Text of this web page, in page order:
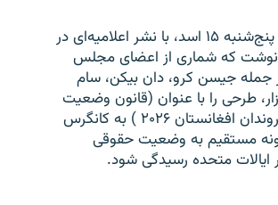
این نهاد ناوقت روز پنج‌شنبه ۱۵ اسد، با نشر اعلامیه‌ای در
که شماری از اعضای مجلس
از جمله جیسن کرو، دان بیکن، سام
طرحی را با عنوان (قانون وضعیت
حفاظت موقت شهروندان افغانستان ۲۰۲۶ ) به کانگرس
مستقیم به وضعیت حقوقی
ایالات متحده رسیدگی شود.